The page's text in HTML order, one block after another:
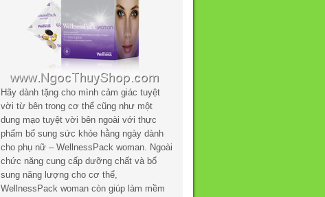
Hãy dành tặng cho mình cảm giác tuyệt
vời từ bên trong cơ thể cũng như một
dung mạo tuyệt vời bên ngoài với thực
phẩm bổ sung sức khỏe hằng ngày dành
cho phụ nữ – WellnessPack woman. Ngoài
chức năng cung cấp dưỡng chất và bổ
sung năng lượng cho cơ thể,
WellnessPack woman còn giúp làm mềm